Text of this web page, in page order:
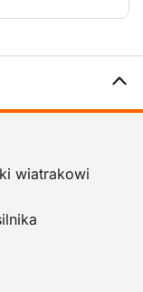
wiatrakowi